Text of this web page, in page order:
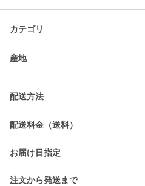
カテゴリ
産地
配送方法
配送料金（送料）
お届け日指定
注文から発送まで